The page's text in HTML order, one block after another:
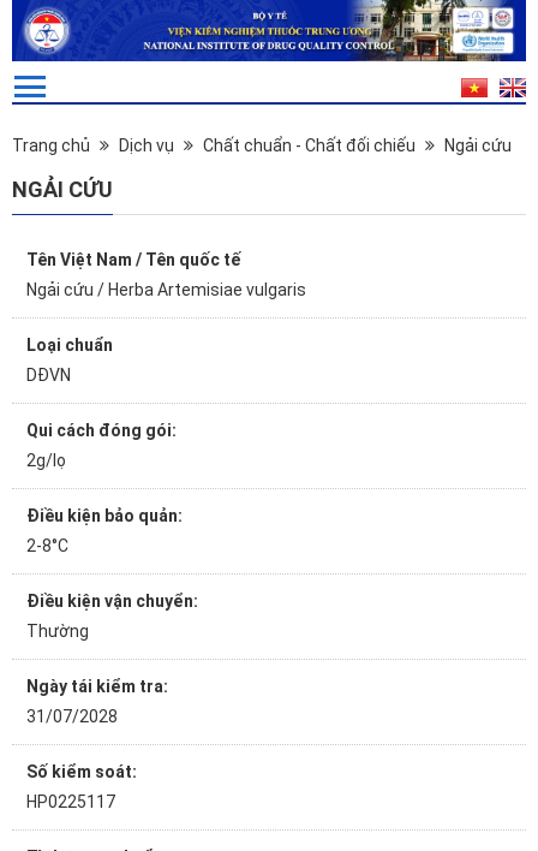
Trang chủ Dịch vụ Chất chuẩn - Chất đối chiếu Ngải cứu
NGẢI CỨU
Tên Việt Nam / Tên quốc tế
Ngải cứu / Herba Artemisiae vulgaris
Loại chuẩn
DĐVN
Qui cách đóng gói:
2g/lọ
Điều kiện bảo quản:
2-8°C
Điều kiện vận chuyển:
Thường
Ngày tái kiểm tra:
31/07/2028
Số kiểm soát:
HP0225117